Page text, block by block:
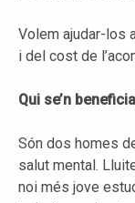
Volem ajudar-los
i del cost de
Qui se’n
Són dos homes
salut mental.
noi més jove